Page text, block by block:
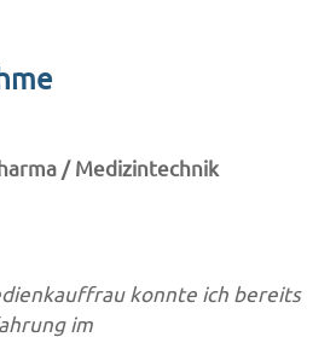
/ Medizintechnik
konnte ich bereits
im